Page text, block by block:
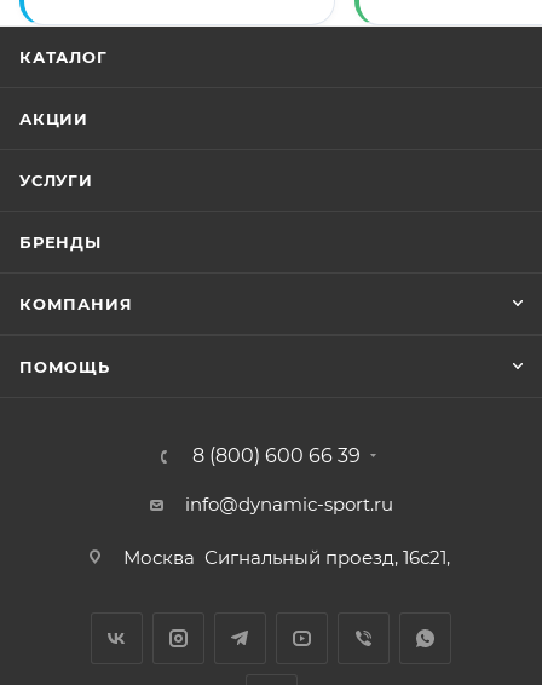
КАТАЛОГ
АКЦИИ
УСЛУГИ
БРЕНДЫ
КОМПАНИЯ
ПОМОЩЬ
8 (800) 600 66 39
info@dynamic-sport.ru
Москва Сигнальный проезд, 16с21,